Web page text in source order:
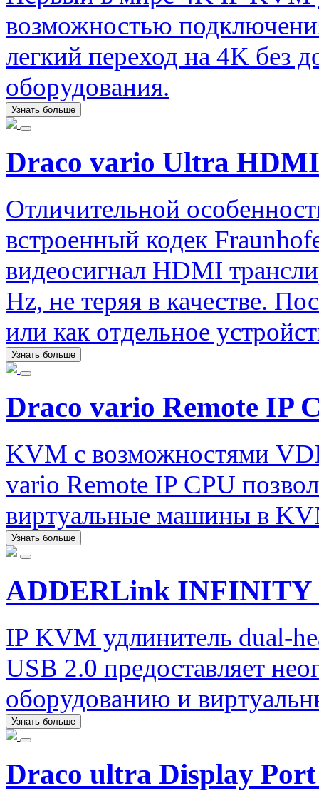
возможностью
легкий переход на 4K без
оборудования.
Узнать больше
Draco vario Ultra
Отличительной
встроенный кодек
видеосигнал HDMI
Hz, не теряя в качестве.
или как отдельное
Узнать больше
Draco vario Remote IP
KVM с возможностями
vario Remote IP CPU
виртуальные машины в
Узнать больше
ADDERLink INFINITY
IP KVM удлинитель dual-
USB 2.0 предоставляет
оборудованию и
Узнать больше
Draco ultra Display Port